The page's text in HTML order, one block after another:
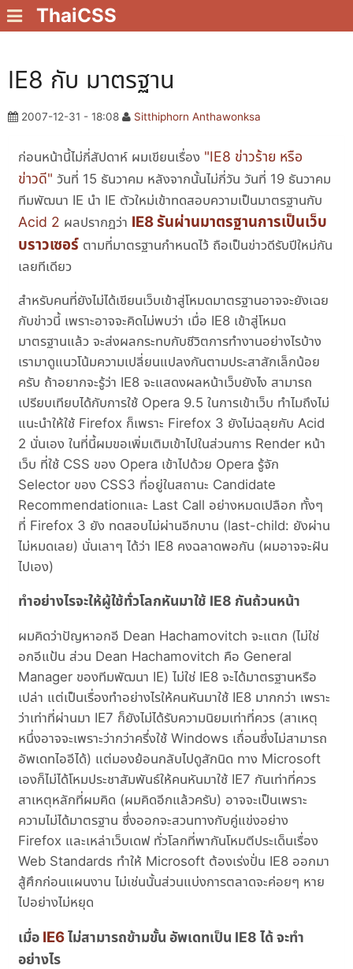
ThaiCSS
IE8 กับ มาตรฐาน
2007-12-31 - 18:08 Sitthiphorn Anthawonksa
ก่อนหน้านี้ไม่กี่สัปดาห์ ผมเขียนเรื่อง "IE8 ข่าวร้าย หรือ
ข่าวดี" วันที่ 15 ธันวาคม หลังจากนั้นไม่กี่วัน วันที่ 19 ธันวาคม
ทีมพัฒนา IE นำ IE ตัวใหม่เข้าทดสอบความเป็นมาตรฐานกับ
Acid 2 ผลปรากฎว่า IE8 รันผ่านมาตรฐานการเป็นเว็บ
บราวเซอร์ ตามที่มาตรฐานกำหนดไว้ ถือเป็นข่าวดีรับปีใหม่กัน
เลยทีเดียว
สำหรับคนที่ยังไม่ได้เขียนเว็บเข้าสู่โหมดมาตรฐานอาจจะยังเฉย
กับข่าวนี้ เพราะอาจจะคิดไม่พบว่า เมื่อ IE8 เข้าสู่โหมด
มาตรฐานแล้ว จะส่งผลกระทบกับชีวิตการทำงานอย่างไรบ้าง
เรามาดูแนวโน้มความเปลี่ยนแปลงกันตามประสาสักเล็กน้อย
ครับ ถ้าอยากจะรู้ว่า IE8 จะแสดงผลหน้าเว็บยังไง สามารถ
เปรียบเทียบได้กับการใช้ Opera 9.5 ในการเข้าเว็บ ทำไมถึงไม่
แนะนำให้ใช้ Firefox ก็เพราะ Firefox 3 ยังไม่ฉลุยกับ Acid
2 นั่นเอง ในที่นี้ผมขอเพิ่มเติมเข้าไปในส่วนการ Render หน้า
เว็บ ที่ใช้ CSS ของ Opera เข้าไปด้วย Opera รู้จัก
Selector ของ CSS3 ที่อยู่ในสถานะ Candidate
Recommendationและ Last Call อย่างหมดเปลือก ทั้งๆ
ที่ Firefox 3 ยัง ทดสอบไม่ผ่านอีกบาน (last-child: ยังผ่าน
ไม่หมดเลย) นั่นเลาๆ ได้ว่า IE8 คงฉลาดพอกัน (ผมอาจจะฝัน
ไปเอง)
ทำอย่างไรจะให้ผู้ใช้ทั่วโลกหันมาใช้ IE8 กันถ้วนหน้า
ผมคิดว่าปัญหาอกอี Dean Hachamovitch จะแตก (ไม่ใช่
อกอีแป้น ส่วน Dean Hachamovitch คือ General
Manager ของทีมพัฒนา IE) ไม่ใช่ IE8 จะได้มาตรฐานหรือ
เปล่า แต่เป็นเรื่องทำอย่างไรให้คนหันมาใช้ IE8 มากกว่า เพราะ
ว่าเท่าที่ผ่านมา IE7 ก็ยังไม่ได้รับความนิยมเท่าที่ควร (สาเหตุ
หนึ่งอาจจะเพราะว่ากว่าครึ่งใช้ Windows เถื่อนซึ่งไม่สามารถ
อัพเดทไออีได้) แต่มองย้อนกลับไปดูสักนิด ทาง Microsoft
เองก็ไม่ได้โหมประชาสัมพันธ์ให้คนหันมาใช้ IE7 กันเท่าที่ควร
สาเหตุหลักที่ผมคิด (ผมคิดอีกแล้วครับ) อาจจะเป็นเพราะ
ความไม่ได้มาตรฐาน ซึ่งออกจะสวนทางกับคู่แข่งอย่าง
Firefox และเหล่าเว็บเดฟ ทั่วโลกที่พากันโหมตีประเด็นเรื่อง
Web Standards ทำให้ Microsoft ต้องเร่งปั่น IE8 ออกมา
สู้ศึกก่อนแผนงาน ไม่เช่นนั้นส่วนแบ่งการตลาดจะค่อยๆ หาย
ไปอย่างไม่หยุด
เมื่อ IE6ไม่สามารถข้ามขั้น อัพเดทเป็น IE8 ได้ จะทำ
อย่างไร